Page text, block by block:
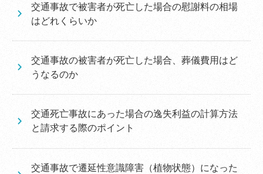
交通事故で被害者が死亡した場合の慰謝料の相場
はどれくらいか
交通事故の被害者が死亡した場合、葬儀費用はど
うなるのか
交通死亡事故にあった場合の逸失利益の計算方法
と請求する際のポイント
交通事故で遷延性意識障害（植物状態）になった